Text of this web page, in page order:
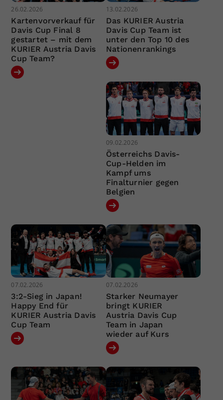
26.02.2026
Kartenvorverkauf für
Davis Cup Final 8
gestartet – mit dem
KURIER Austria Davis
Cup Team?
13.02.2026
Das KURIER Austria
Davis Cup Team ist
unter den Top 10 des
Nationenrankings
09.02.2026
Österreichs Davis-
Cup-Helden im
Kampf ums
Finalturnier gegen
Belgien
07.02.2026
3:2-Sieg in Japan!
Happy End für
KURIER Austria Davis
Cup Team
07.02.2026
Starker Neumayer
bringt KURIER
Austria Davis Cup
Team in Japan
wieder auf Kurs